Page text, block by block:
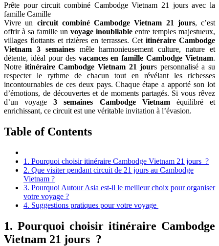
Prête pour circuit combiné Cambodge Vietnam 21 jours avec la
famille Camille
Vivre un circuit combiné Cambodge Vietnam 21 jours, c’est
offrir à sa famille un voyage inoubliable entre temples majestueux,
villages flottants et rizières en terrasses. Cet itinéraire Cambodge
Vietnam 3 semainesmêle harmonieusement culture, nature et
détente, idéal pour desvacances en famille Cambodge Vietnam.
Notre itinéraire Cambodge Vietnam 21 jours personnalisé a su
respecter le rythme de chacun tout en révélant les richesses
incontournables de ces deux pays. Chaque étape a apporté son lot
d’émotions, de découvertes et de moments partagés. Si vous rêvez
d’un voyage 3 semaines Cambodge Vietnaméquilibré et
enrichissant, ce circuit est une véritable invitation à l’évasion.
Table of Contents
1. Pourquoi choisir itinéraire Cambodge Vietnam 21 jours ?
2. Que visiter pendant circuit de 21 jours au Cambodge
Vietnam ?
3. Pourquoi Autour Asia est-il le meilleur choix pour organiser
votre voyage ?
4. Suggestions pratiques pour votre voyage
1. Pourquoi choisir itinéraire Cambodge
Vietnam 21 jours ?